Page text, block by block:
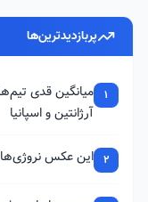
پربازدیدترین‌ها
1
میانگین قدی
آرژانتین و اسپانیا
2 این عکس